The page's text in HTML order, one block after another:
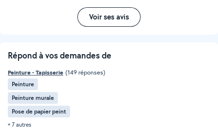
Voir ses avis
Répond à vos demandes de
Peinture - Tapisserie (149 réponses)
Peinture
Peinture murale
Pose de papier peint
+ 7 autres